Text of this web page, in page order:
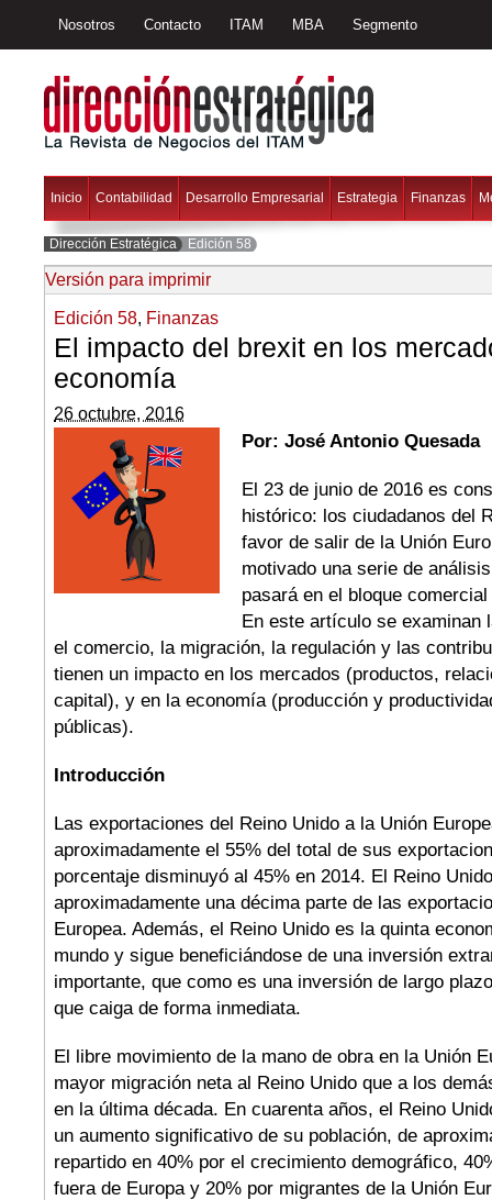
Nosotros Contacto ITAM MBA Segmento
Inicio Contabilidad Desarrollo Empresarial Estrategia Finanzas
Dirección Estratégica Edición 58
Versión para imprimir
Edición 58, Finanzas
El impacto del brexit en los
economía
26 octubre, 2016
Por: José Antonio Quesada
El 23 de junio de 2016 es
histórico: los ciudadanos del
favor de salir de la Unión
motivado una serie de
pasará en el bloque
En este artículo se examinan
el comercio, la migración, la regulación y las
tienen un impacto en los mercados (productos,
capital), y en la economía (producción y
públicas).
Introducción
Las exportaciones del Reino Unido a la Unión
aproximadamente el 55% del total de sus
porcentaje disminuyó al 45% en 2014. El Reino
aproximadamente una décima parte de las
Europea. Además, el Reino Unido es la quinta
mundo y sigue beneficiándose de una inversión
importante, que como es una inversión de largo
que caiga de forma inmediata.
El libre movimiento de la mano de obra en la Unión
mayor migración neta al Reino Unido que a los
en la última década. En cuarenta años, el Reino
un aumento significativo de su población, de
repartido en 40% por el crecimiento demográfico,
fuera de Europa y 20% por migrantes de la Unión